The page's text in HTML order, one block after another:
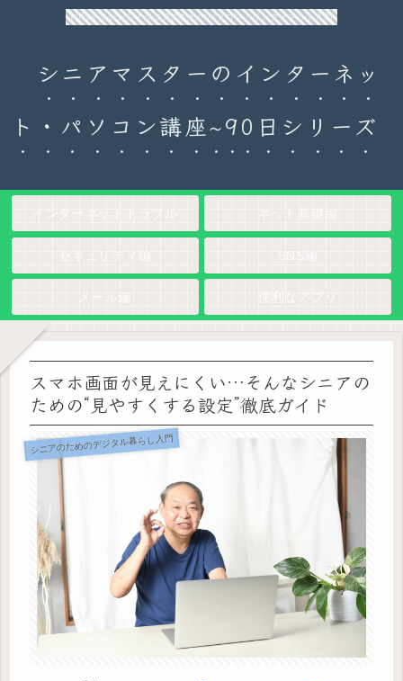
90日チャレンジ！シニアのためのパソコン・インターネット入門
シニアマスターのインターネッ
ト・パソコン講座~90日シリーズ
スマホ画面が見えにくい…そんなシニアの
ための“見やすくする設定”徹底ガイド
シニアのためのデジタル暮らし入門